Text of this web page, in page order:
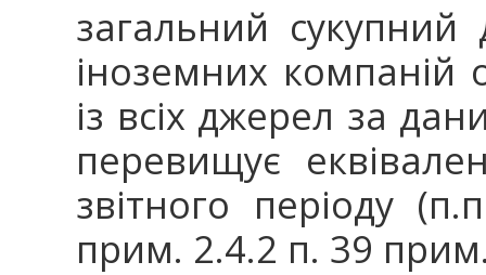
загальний сукупний
іноземних компаній
із всіх джерел за
перевищує
звітного періоду
прим. 2.4.2 п. 39